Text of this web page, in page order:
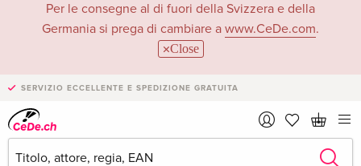
Per le consegne al di fuori della Svizzera e della
Germania si prega di cambiare a www.CeDe.com.
Close
SERVIZIO ECCELLENTE E SPEDIZIONE GRATUITA